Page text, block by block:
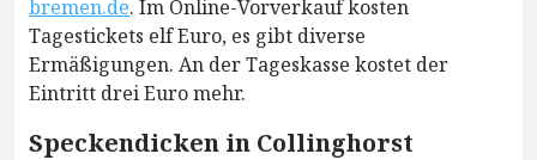
bremen.de. Im Online-Vorverkauf kosten
Tagestickets elf Euro, es gibt diverse
Ermäßigungen. An der Tageskasse kostet der
Eintritt drei Euro mehr.
Speckendicken in Collinghorst